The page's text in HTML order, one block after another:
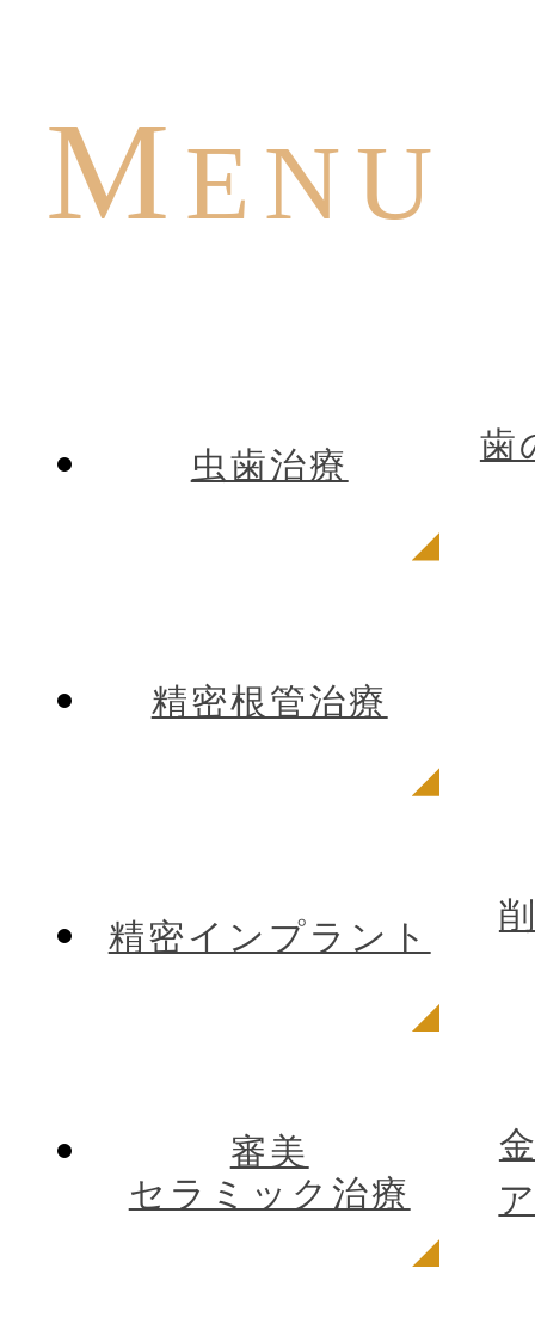
MENU
虫歯治療
歯
精密根管治療
精密インプラント
審美
セラミック治療